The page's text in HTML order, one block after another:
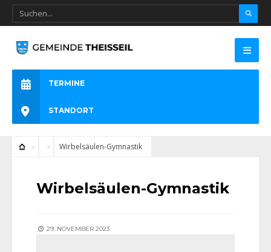
TERMINE
STANDORT
Wirbelsäulen-Gymnastik
Wirbelsäulen-Gymnastik
29. NOVEMBER 2023